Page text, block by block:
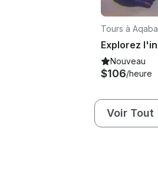
Tours à Aqaba
Nouveau
$106/heure
Voir Tout